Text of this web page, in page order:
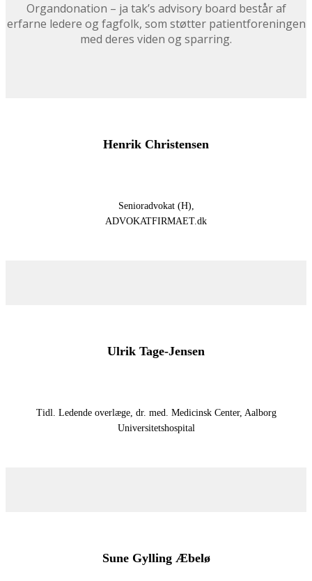
Organdonation – ja tak’s advisory board består af
erfarne ledere og fagfolk, som støtter patientforeningen
med deres viden og sparring.
Henrik Christensen
Senioradvokat (H),
ADVOKATFIRMAET.dk
Ulrik Tage-Jensen
Tidl. Ledende overlæge, dr. med. Medicinsk Center, Aalborg
Universitetshospital
Sune Gylling Æbelø